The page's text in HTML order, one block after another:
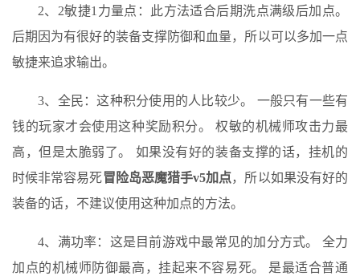
2、2敏捷1力量点：此方法适合后期洗点满级后加点。
后期因为有很好的装备支撑防御和血量，所以可以多加一点
敏捷来追求输出。
3、全民：这种积分使用的人比较少。 一般只有一些有
钱的玩家才会使用这种奖励积分。 权敏的机械师攻击力最
高，但是太脆弱了。 如果没有好的装备支撑的话，挂机的
时候非常容易死冒险岛恶魔猎手v5加点，所以如果没有好的
装备的话，不建议使用这种加点的方法。​
4、满功率：这是目前游戏中最常见的加分方式。 全力
加点的机械师防御最高，挂起来不容易死。 是最适合普通